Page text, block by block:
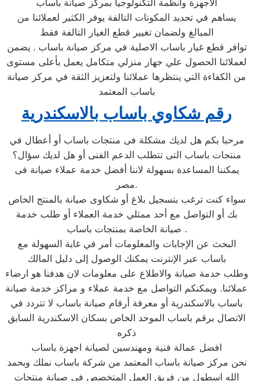
الأجهزة وأنظمة التكنولوجيا بمركز صيانة باساب
يساهم في تحديد المكونات التالفة يوفر الكثير لعملائنا من
المبالغ ولضمان تغيير قطع الغيار التالفة فقط
توافر قطع غيار باساب الاصلية في مركز صيانة باساب . يضمن
لعملائنا الحصول علي جهاز منزلي متكامل يعمل بأعلى مستوى
من الكفاءة التي ينتظرها عملائنا ولتعزيز الثقة في مركز صيانة
باساب المعتمد
رقم شكاوي باساب بالاسكندرية
مرحبا بكم هل لديك مشكلة فى منتجات باساب أو أعطال في
منتجات باساب التى تتطلب الدعم الفنى أو هل لديك سؤال؟
يمكننا المساعدة بسهولة لاننا أفضل خدمة عملاء صيانة فى
مصر.
سواء كنت ترغب بتسجيل بلاغ أو شكاوى صيانة بالمنتج الخاص
بك أو التواصل مع أحد ممثلي خدمة العملاء أو طلب خدمة
صيانة الخاصة بمنتجات باساب .
البحث عن الإجابات والمعلومات أمر في غاية السهولة مع
باساب عبر الإنترنت يمكنك الوصول إلى دليل المالك
وطلب خدمة صيانة والاطلاع على معلومات لان هدفنا هو ارضاء
عملائنا. ويمكنكم التواصل مع خدمة عملاء و مراكز خدمة صيانة
باساب بالاسكندرية أو معرفة أرقام صيانة باساب لا تتردد في
الاتصال برقم باساب الموحد الخاص بسكان الاسكندرية السابق
ذكره
افضل عمالة فنية ومهندسين لصيانة اجهزة باساب
نحن مركز صيانة باساب المعتمد من شركة باساب نملك وبحمد
الله اسطول من فريق العمل المتخصص فى صيانة منتجات